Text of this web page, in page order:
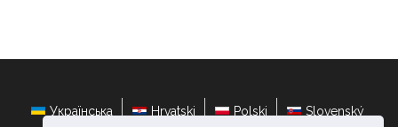
Українська Hrvatski Polski Slovenský